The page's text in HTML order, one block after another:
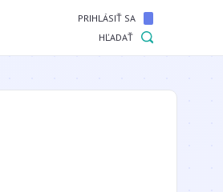
PRIHLÁSIŤ SA
HĽADAŤ